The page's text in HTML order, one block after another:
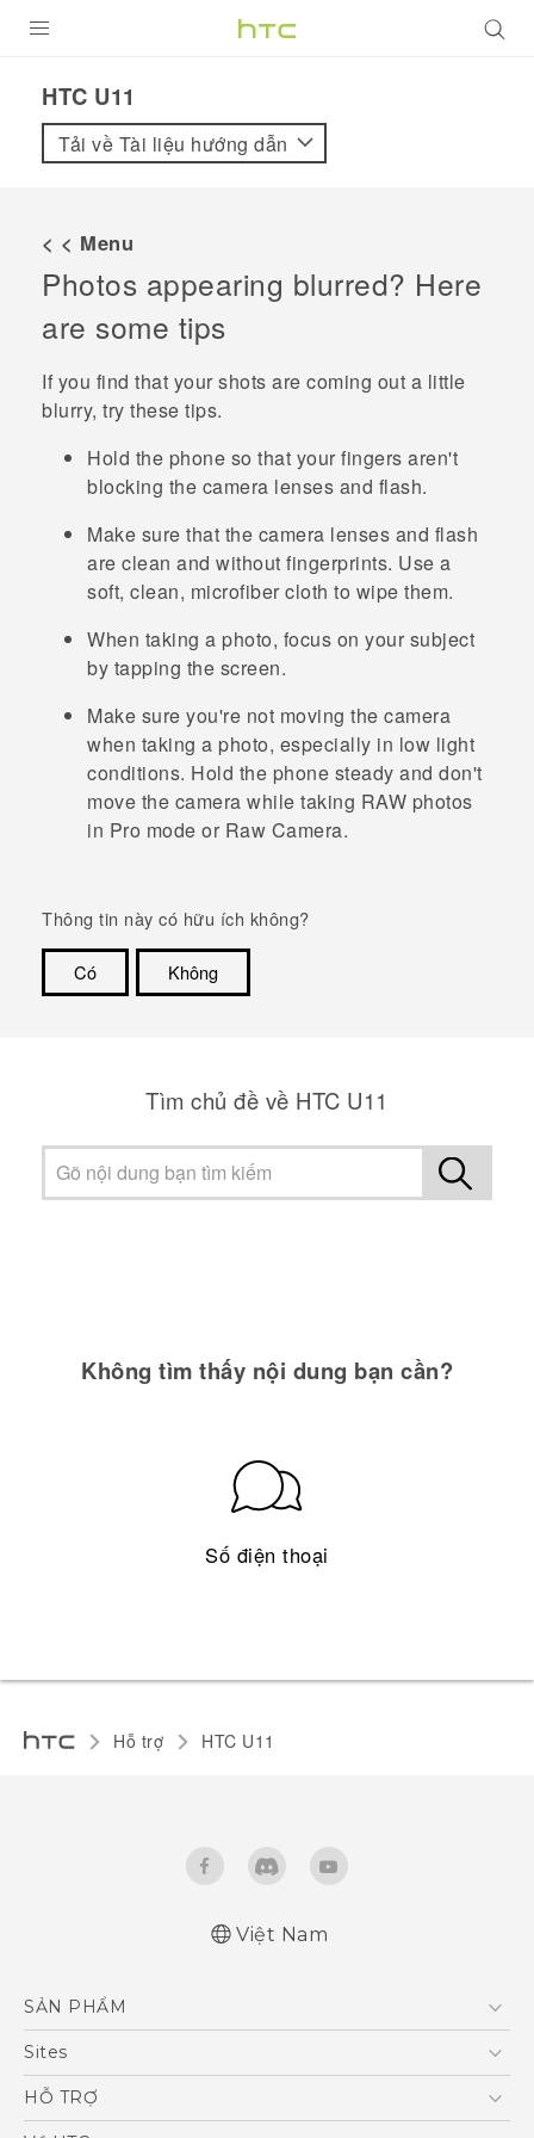
VIVE
VIVERSE
ỨNG DỤNG
HỖ TRỢ
HTC U11‎
Tải về Tài liệu hướng dẫn
< < Menu
Photos appearing blurred? Here
are some tips
If you find that your shots are coming out a little
blurry, try these tips.
Hold the phone so that your fingers aren't
blocking the camera lenses and flash.
Make sure that the camera lenses and flash
are clean and without fingerprints. Use a
soft, clean, microfiber cloth to wipe them.
When taking a photo, focus on your subject
by tapping the screen.
Make sure you're not moving the camera
when taking a photo, especially in low light
conditions. Hold the phone steady and don't
move the camera while taking RAW photos
in Pro mode or Raw Camera.
Thông tin này có hữu ích không?
Có
Không
Tìm chủ đề về HTC U11
Không tìm thấy nội dung bạn cần?
Số điện thoại
Hỗ trợ HTC U11‎
Việt Nam
SẢN PHẨM
5G
Điện Thoại Thông Minh
VIVE
Sites
HTC Dev
HỖ TRỢ